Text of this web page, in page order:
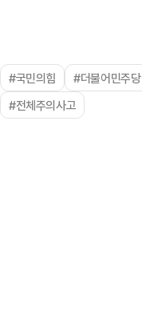
#국민의힘 #더불어민주당
#전체주의사고